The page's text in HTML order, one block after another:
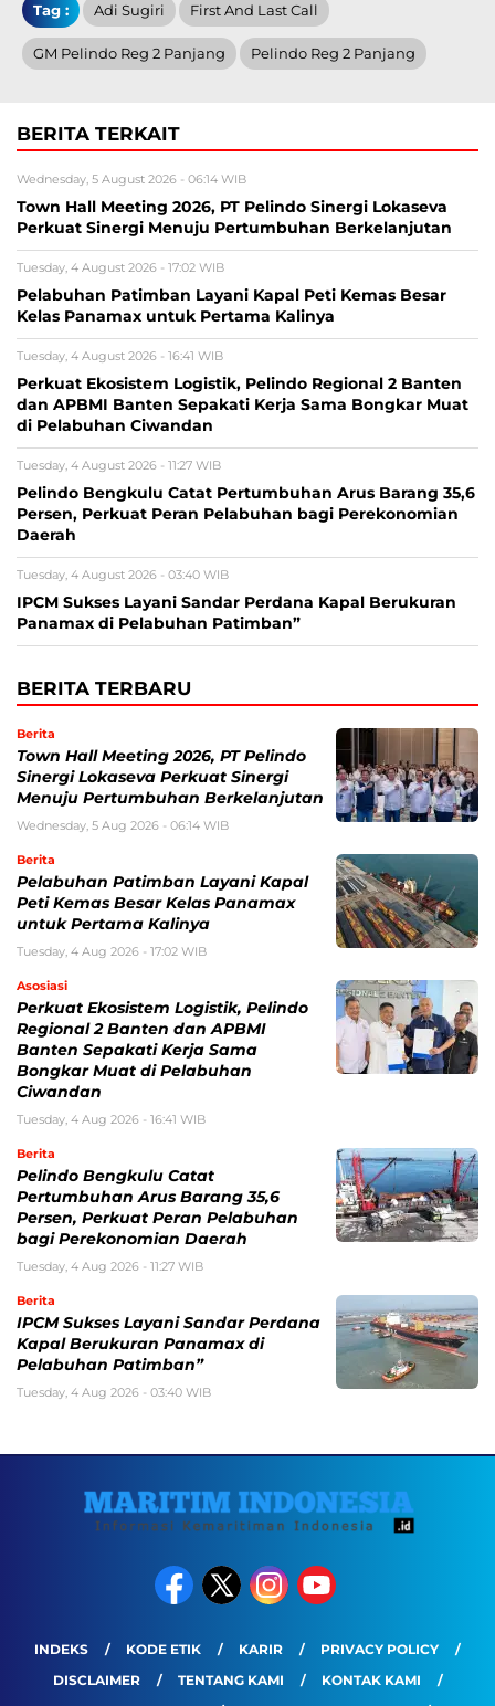
Tag : Adi Sugiri First And Last Call
GM Pelindo Reg 2 Panjang Pelindo Reg 2 Panjang
BERITA TERKAIT
Wednesday, 5 August 2026 - 06:14 WIB
Town Hall Meeting 2026, PT Pelindo Sinergi Lokaseva
Perkuat Sinergi Menuju Pertumbuhan Berkelanjutan
Tuesday, 4 August 2026 - 17:02 WIB
Pelabuhan Patimban Layani Kapal Peti Kemas Besar
Kelas Panamax untuk Pertama Kalinya
Tuesday, 4 August 2026 - 16:41 WIB
Perkuat Ekosistem Logistik, Pelindo Regional 2 Banten
dan APBMI Banten Sepakati Kerja Sama Bongkar Muat
di Pelabuhan Ciwandan
Tuesday, 4 August 2026 - 11:27 WIB
Pelindo Bengkulu Catat Pertumbuhan Arus Barang 35,6
Persen, Perkuat Peran Pelabuhan bagi Perekonomian
Daerah
Tuesday, 4 August 2026 - 03:40 WIB
IPCM Sukses Layani Sandar Perdana Kapal Berukuran
Panamax di Pelabuhan Patimban”
BERITA TERBARU
Berita
Town Hall Meeting 2026, PT Pelindo
Sinergi Lokaseva Perkuat Sinergi
Menuju Pertumbuhan Berkelanjutan
Wednesday, 5 Aug 2026 - 06:14 WIB
Berita
Pelabuhan Patimban Layani Kapal
Peti Kemas Besar Kelas Panamax
untuk Pertama Kalinya
Tuesday, 4 Aug 2026 - 17:02 WIB
Asosiasi
Perkuat Ekosistem Logistik, Pelindo
Regional 2 Banten dan APBMI
Banten Sepakati Kerja Sama
Bongkar Muat di Pelabuhan
Ciwandan
Tuesday, 4 Aug 2026 - 16:41 WIB
Berita
Pelindo Bengkulu Catat
Pertumbuhan Arus Barang 35,6
Persen, Perkuat Peran Pelabuhan
bagi Perekonomian Daerah
Tuesday, 4 Aug 2026 - 11:27 WIB
Berita
IPCM Sukses Layani Sandar Perdana
Kapal Berukuran Panamax di
Pelabuhan Patimban”
Tuesday, 4 Aug 2026 - 03:40 WIB
INDEKS KODE ETIK KARIR
PRIVACY POLICY
DISCLAIMER
TENTANG KAMI
KONTAK KAMI